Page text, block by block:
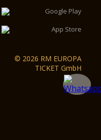
© 2026 RM EUROPA
TICKET GmbH